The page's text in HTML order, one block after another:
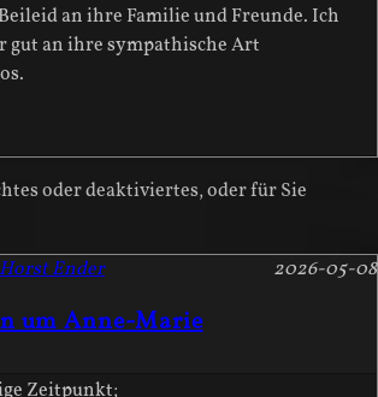
an ihre Familie und Freunde. Ich
gut an ihre sympathische Art
oder deaktiviertes, oder für Sie
um Anne-Marie
2026-05-08
Horst Ender
Zeitpunkt;